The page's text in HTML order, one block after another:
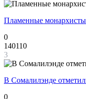
Пламенные
0
140110
3
В Сомалилэнде
0